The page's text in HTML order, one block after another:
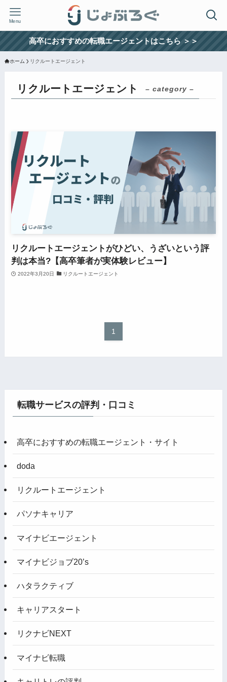
Menu
高卒におすすめの転職エージェントはこちら ＞＞
ホーム リクルートエージェント
リクルートエージェント – category –
リクルートエージェントがひどい、うざいという評
判は本当?【高卒筆者が実体験レビュー】
2022年3月20日 リクルートエージェント
1
転職サービスの評判・口コミ
高卒におすすめの転職エージェント・サイト
doda
リクルートエージェント
パソナキャリア
マイナビエージェント
マイナビジョブ20’s
ハタラクティブ
キャリアスタート
リクナビNEXT
マイナビ転職